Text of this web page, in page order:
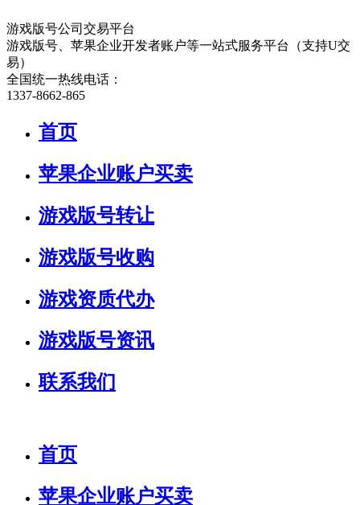
游戏版号公司交易平台
游戏版号、苹果企业开发者账户等一站式服务平台（支持U交
易）
全国统一热线电话：
1337-8662-865
首页
苹果企业账户买卖
游戏版号转让
游戏版号收购
游戏资质代办
游戏版号资讯
联系我们
首页
苹果企业账户买卖